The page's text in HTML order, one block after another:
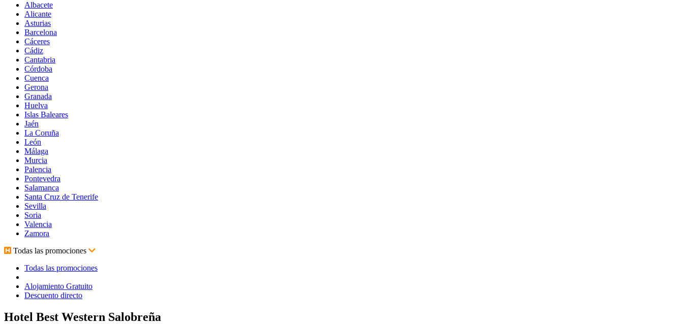
Albacete
Alicante
Asturias
Barcelona
Cáceres
Cádiz
Cantabria
Córdoba
Cuenca
Gerona
Granada
Huelva
Islas Baleares
Jaén
La Coruña
León
Málaga
Murcia
Palencia
Pontevedra
Salamanca
Santa Cruz de Tenerife
Sevilla
Soria
Valencia
Zamora
Todas las promociones
Todas las promociones
Alojamiento Gratuito
Descuento directo
Hotel Best Western Salobreña